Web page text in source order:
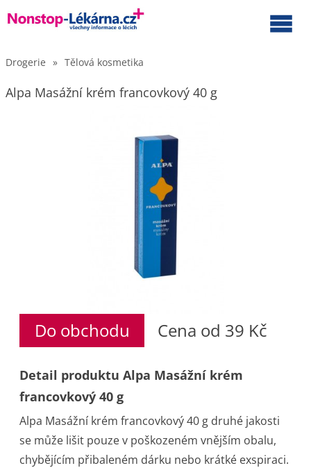
Drogerie » Tělová kosmetika
Alpa Masážní krém francovkový 40 g
Do obchodu Cena od 39 Kč
Detail produktu Alpa Masážní krém
francovkový 40 g
Alpa Masážní krém francovkový 40 g druhé jakosti
se může lišit pouze v poškozeném vnějším obalu,
chybějícím přibaleném dárku nebo krátké exspiraci.